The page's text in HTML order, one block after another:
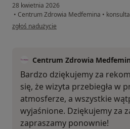
28 kwietnia 2026
• Centrum Zdrowia Medfemina •
w opinii użytkownika KS
zgłoś nadużycie
Centrum Zdrowia
Bardzo dziękujemy za
się, że wizyta przebiegła w
atmosferze, a wszystkie
wyjaśnione. Dziękujemy za
zapraszamy ponownie!